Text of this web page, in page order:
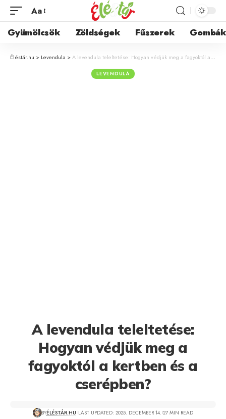
Aa
Gyümölcsök Zöldségek Fűszerek Gombák
Éléstár.hu > Levendula >A levendula teleltetése: Hogyan védjük meg a fagyoktól a kertben és a cserépben?
LEVENDULA
A levendula teleltetése:
Hogyan védjük meg a
fagyoktól a kertben és a
cserépben?
BYÉLÉSTÁR.HU LAST UPDATED: 2025. DECEMBER 14. 27 MIN READ